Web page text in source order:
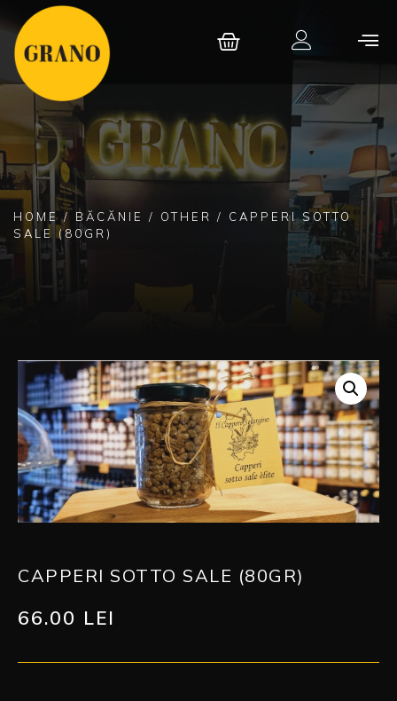
HOME / BĂCĂNIE / OTHER
/ CAPPERI SOTTO
SALE (80GR)
CAPPERI SOTTO SALE (80GR)
66.00 LEI